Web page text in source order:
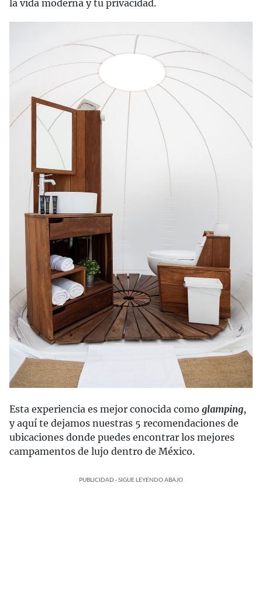
la vida moderna y tu privacidad.
Esta experiencia es mejor conocida como glamping,
y aquí te dejamos nuestras 5 recomendaciones de
ubicaciones donde puedes encontrar los mejores
campamentos de lujo dentro de México.
PUBLICIDAD - SIGUE LEYENDO ABAJO